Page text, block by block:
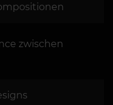
zwischen